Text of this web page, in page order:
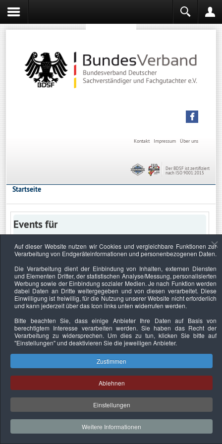
Über uns
Impressum
Kontakt
Der BDSF ist zertifiziert
nach ISO 9001:2015
Startseite
Events für
Keine Termine
Datenschutzerklärung Urheberrechtsnachweise Nachhaltigkeit
Copyright © 2026. Bundesverband Deutscher
Sachverständiger und Fachgutachter e.V..
Auf dieser Website nutzen wir Cookies und vergleichbare Funktionen zur
Verarbeitung von Endgeräteinformationen und personenbezogenen Daten.
Die Verarbeitung dient der Einbindung von Inhalten, externen Diensten
und Elementen Dritter, der statistischen Analyse/Messung, personalisierten
Werbung sowie der Einbindung sozialer Medien. Je nach Funktion werden
dabei Daten an Dritte weitergegeben und von diesen verarbeitet. Diese
Einwilligung ist freiwillig, für die Nutzung unserer Website nicht erforderlich
und kann jederzeit über das Icon links unten widerrufen werden.
Bitte beachten Sie, dass einige Anbieter Ihre Daten auf Basis von
berechtigtem Interesse verarbeiten werden. Sie haben das Recht der
Verarbeitung zu widersprechen. Um dies zu tun, klicken Sie bitte auf
"Einstellungen"und deaktivieren Sie die jeweiligen Anbieter.
Zustimmen
Ablehnen
Einstellungen
Weitere Informationen